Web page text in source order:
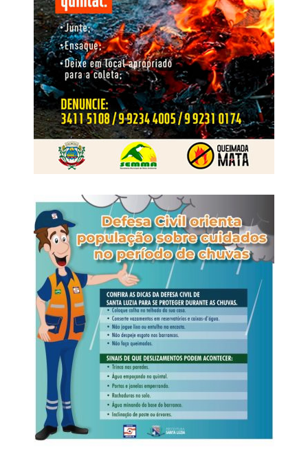
Vale lembrar que nessas eleições, Mato Grosso elegerá
24 deputados estaduais. A votaçãoocorreem 4 de
outubro, e os eleitos assumem os mandatos em 1º de
fevereiro de 2027.
Vereador por dois mandatos, prefeito de Primavera do
Leste entre 2017 e 2024 e ex-presidente da Associação
Mato-grossense dos Municípios, Léo Bortolin chega à
disputa estadual com trajetória construída na gestão
municipal e na interlocução com prefeituras de diferentes
entrevistas domiciliares e presenciais. O levantamento
informa nível de confiança de 95% e está registrado na
Justiça Eleitoral sob os números BR-00822/2026 e MT-
02251/2026.
WhatsApp
Facebook
TwitterMessenger
LinkedIn
Share